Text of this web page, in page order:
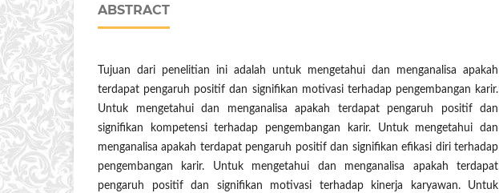
ABSTRACT
Tujuan dari penelitian ini adalah untuk mengetahui dan menganalisa apakah
terdapat pengaruh positif dan signifikan motivasi terhadap pengembangan karir.
Untuk mengetahui dan menganalisa apakah terdapat pengaruh positif dan
signifikan kompetensi terhadap pengembangan karir. Untuk mengetahui dan
menganalisa apakah terdapat pengaruh positif dan signifikan efikasi diri terhadap
pengembangan karir. Untuk mengetahui dan menganalisa apakah terdapat
pengaruh positif dan signifikan motivasi terhadap kinerja karyawan. Untuk